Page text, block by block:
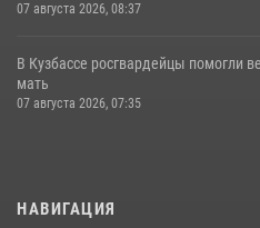
07 августа 2026, 08:37
В Кузбассе росгвардейцы помогли
мать
07 августа 2026, 07:35
НАВИГАЦИЯ